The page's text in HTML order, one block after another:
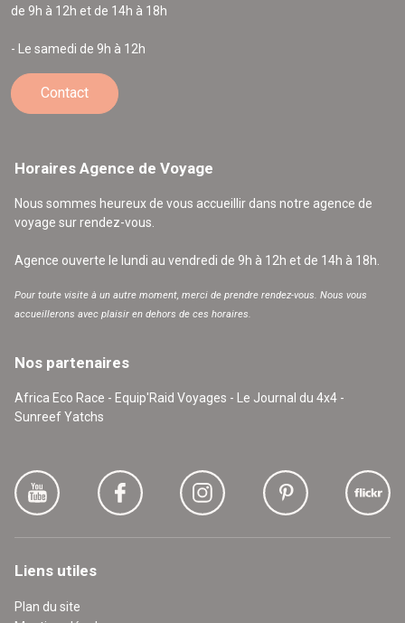
de 9h à 12h et de 14h à 18h
- Le samedi de 9h à 12h
Contact
Horaires Agence de Voyage
Nous sommes heureux de vous accueillir dans notre agence de
voyage sur rendez-vous.
Agence ouverte le lundi au vendredi de 9h à 12h et de 14h à 18h.
Pour toute visite à un autre moment, merci de prendre rendez-vous. Nous vous
accueillerons avec plaisir en dehors de ces horaires.
Nos partenaires
Africa Eco Race - Equip'Raid Voyages - Le Journal du 4x4 -
Sunreef Yatchs
Liens utiles
Plan du site